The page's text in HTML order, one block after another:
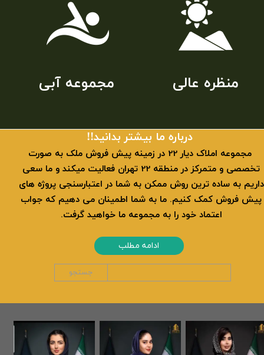
مجموعه آبی منظره عالی
​​درباره ما بیشتر بدانید!!
​ مجموعه املاک دیار 22 در زمینه پیش فروش ملک به صورت
تخصصی و متمرکز در منطقه 22 تهران فعالیت میکند و ما سعی
داریم به ساده ترین روش ممکن به شما در اعتبارسنجی پروژه های
پیش فروش کمک کنیم. ما به شما اطمینان می دهیم که جواب
اعتماد خود را به مجموعه ما خواهید گرفت.
ادامه مطلب
جستجو